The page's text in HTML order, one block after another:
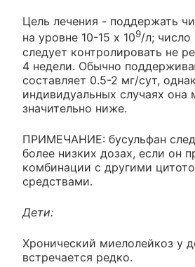
Цель лечения - поддержать
на уровне 10-15 х 109/л; число
следует контролировать не
4 недели. Обычно
составляет 0.5-2 мг/сут,
индивидуальных случаях она
значительно ниже.
ПРИМЕЧАНИЕ: бусульфан
более низких дозах, если он
комбинации с другими
средствами.
Дети:
Хронический миелолейкоз у
встречается редко.